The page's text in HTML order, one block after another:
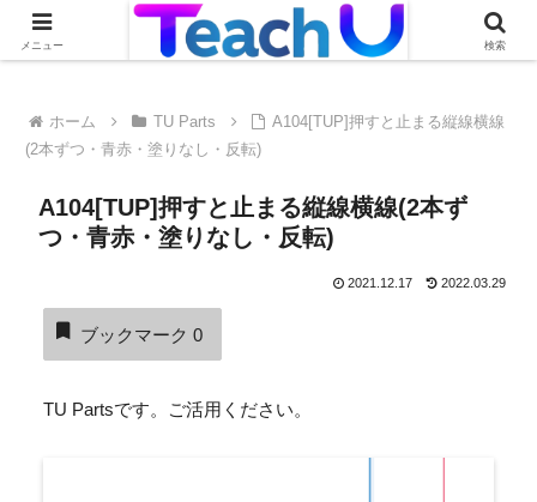
Teach Uの活用事例を絶賛募集中です！詳しくはこちらから
ホーム TU Parts
A104[TUP]押すと止まる縦線横線
(2本ずつ・青赤・塗りなし・反転)
A104[TUP]押すと止まる縦線横線(2本ず
つ・青赤・塗りなし・反転)
2021.12.17 2022.03.29
ブックマーク 0
TU Partsです。ご活用ください。
メニュー 検索